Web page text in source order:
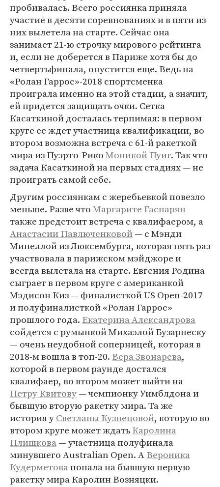
пробивалась. Всего россиянка приняла
участие в десяти соревнованиях и в пяти из
них вылетела на старте. Сейчас она
занимает 21-ю строчку мирового рейтинга
и, если не доберется в Париже хотя бы до
четвертьфинала, опустится еще. Ведь на
«Ролан Гаррос»-2018 спортсменка
проиграла именно на этой стадии, а значит,
ей придется защищать очки. Сетка
Касаткиной досталась терпимая: в первом
круге ее ждет участница квалификации, во
втором возможна встреча с 61-й ракеткой
мира из Пуэрто-РикоМоникой Пуиг. Так что
задача Касаткиной на первых стадиях — не
проиграть самой себе.
Другим россиянкам с жеребьевкой повезло
меньше. Разве чтоМаргарите Гаспарян
также предстоит встреча с квалифаером, а
Анастасии Павлюченковой— с Мэнди
Минеллой из Люксембурга, которая пять раз
участвовала в парижском мэйджоре и
всегда вылетала на старте. Евгения Родина
сыграет в первом круге с американкой
Мэдисон Киз — финалисткой US Open-2017
и полуфиналисткой «Ролан Гаррос»
прошлого года. Екатерина Александрова
сойдется с румынкой Михаэлой Бузарнеску
— очень неудобной соперницей, которая в
2018-м вошла в топ-20. Вера Звонарева,
которой в первом раунде достался
квалифаер, во втором может выйти на
Петру Квитову— чемпионку Уимблдона и
бывшую вторую ракетку мира. Та же
история уСветланы Кузнецовой, которую во
втором круге может ждатьКаролина
Плишкова— участница полуфинала
минувшего Australian Open. АВероника
Кудерметовапопала на бывшую первую
ракетку мира Каролин Возняцки.